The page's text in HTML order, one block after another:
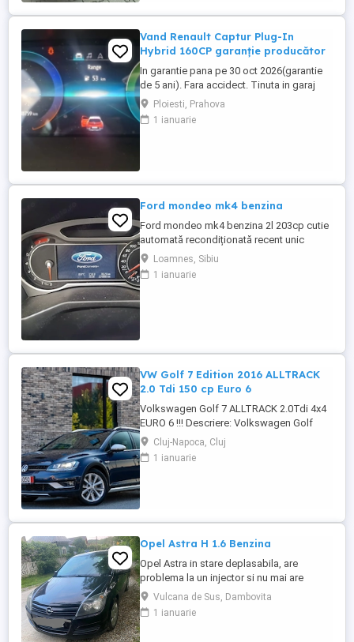
Vand Renault Captur Plug-In
Hybrid 160CP garanție producător
In garantie pana pe 30 oct 2026(garantie
de 5 ani). Fara accidect. Tinuta in garaj
(arata ca noua, nu are zgarieturi). Folosita
doar la naveta(30km zilnic). Nu are urme
de uzura, placutele si discurile nu sunt
Ploiesti, Prahova
1 ianuarie
Ford mondeo mk4 benzina
Ford mondeo mk4 benzina 2l 203cp cutie
automată recondiționată recent unic
proprietar estetic 8 10 cu mici defecte
specifice vârstei cutia dotări toate
funcționale se oferă fiscal preț negociabil
Loamnes, Sibiu
1 ianuarie
VW Golf 7 Edition 2016 ALLTRACK
2.0 Tdi 150 cp Euro 6
Volkswagen Golf 7 ALLTRACK 2.0Tdi 4x4
EURO 6 !!! Descriere: Volkswagen Golf
Alltrack 2016, o mașină care îmbină
perfect performanța unui motor de 2.0 TDI
(150CP) cu eficiența și confortul premium.
Cluj-Napoca, Cluj
1 ianuarie
Opel Astra H 1.6 Benzina
Opel Astra in stare deplasabila, are
problema la un injector si nu mai are
putere dar se poate deplasa, pretul este
negociabil la fata locului, masina are si
instalație Gpl omologată.
Vulcana de Sus, Dambovita
1 ianuarie